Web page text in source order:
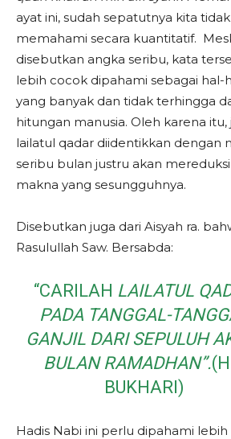
ayat ini, sudah sepatutnya kita tidak
memahami secara kuantitatif.
disebutkan angka seribu, kata
lebih cocok dipahami sebagai hal-
yang banyak dan tidak terhingga
hitungan manusia. Oleh karena itu,
lailatul qadar diidentikkan dengan
seribu bulan justru akan mereduksi
makna yang sesungguhnya.
Disebutkan juga dari Aisyah ra.
Rasulullah Saw. Bersabda:
“CARILAH LAILATUL
PADA TANGGAL-
GANJIL DARI SEPULUH
BULAN RAMADHAN”.
BUKHARI)
Hadis Nabi ini perlu dipahami lebih